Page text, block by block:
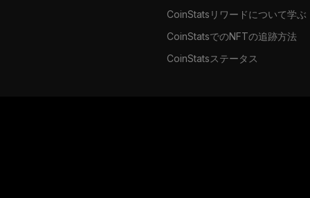
CoinStatsリワードについて学ぶ
CoinStatsでのNFTの追跡方法
CoinStatsステータス